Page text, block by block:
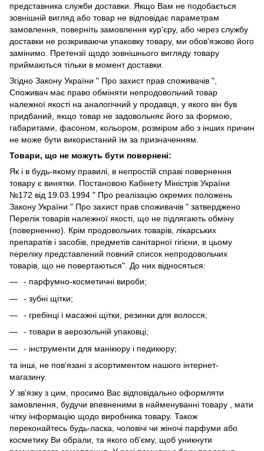
представника служби доставки. Якщо Вам не подобається
зовнішній вигляд або товар не відповідає параметрам
замовлення, поверніть замовлення кур'єру, або через службу
доставки не розкриваючи упаковку товару, ми обов'язково його
замінимо. Претензії щодо зовнішнього вигляду товару
приймаються тільки в момент доставки.
Згідно Закону України " Про захист прав споживачів ",
Споживач має право обміняти непродовольчий товар
належної якості на аналогічний у продавця, у якого він був
придбаний, якщо товар не задовольняє його за формою,
габаритами, фасоном, кольором, розміром або з інших причин
не може бути використаний їм за призначенням.
Товари, що не можуть бути повернені:
Як і в будь-якому правилі, в непростій справі повернення
товару є винятки. Постановою Кабінету Міністрів України
№172 від 19.03.1994 " Про реалізацію окремих положень
Закону України " Про захист прав споживачів " затверджено
Перелік товарів належної якості, що не підлягають обміну
(поверненню). Крім продовольчих товарів, лікарських
препаратів і засобів, предметів санітарної гігієни, в цьому
переліку представлений повний список непродовольчих
товарів, що не повертаються". До них відносяться:
- парфумно-косметичні вироби;
- зубні щітки;
- гребінці і масажні щітки, резинки для волосся;
- товари в аерозольній упаковці;
- інструменти для манікюру і педикюру;
та інші, не пов'язані з асортиментом нашого інтернет-
магазину.
У зв'язку з цим, просимо Вас відповідально оформляти
замовлення, будучи впевненими в найменуванні товару , мати
чітку інформацію щодо виробника товару. Також
переконайтесь будь-ласка, чоловічі чи жіночі парфуми або
косметику Ви обрали, та якого об’єму, щоб уникнути